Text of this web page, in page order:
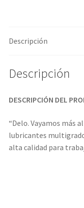
Descripción
Descripción
DESCRIPCIÓN DEL
“Delo. Vayamos más
lubricantes
alta calidad para